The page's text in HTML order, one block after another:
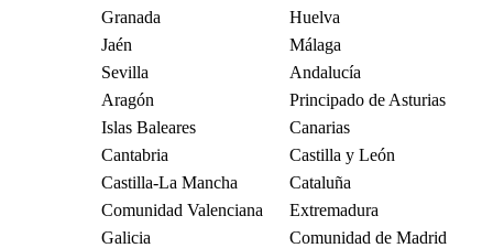
Granada
Huelva
Jaén
Málaga
Sevilla
Andalucía
Aragón
Principado de Asturias
Islas Baleares
Canarias
Cantabria
Castilla y León
Castilla-La Mancha
Cataluña
Comunidad Valenciana
Extremadura
Galicia
Comunidad de Madrid